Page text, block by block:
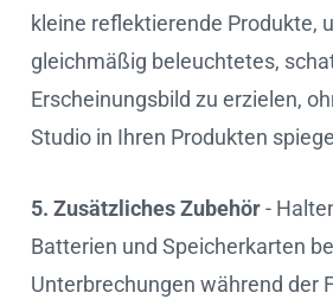
kleine reflektierende Produkte,
gleichmäßig beleuchtetes,
Erscheinungsbild zu erzielen,
Studio in Ihren Produkten
5. Zusätzliches Zubehör-
Batterien und Speicherkarten
Unterbrechungen während der